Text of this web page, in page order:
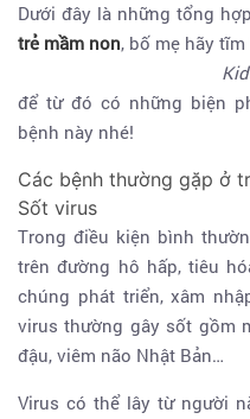
Dưới đây là những tổng
trẻ mầm non, bố mẹ hãy
để từ đó có những biện
bệnh này nhé!
Các bệnh thường gặp ở
Sốt virus
Trong điều kiện bình
trên đường hô hấp, tiêu
chúng phát triển, xâm
virus thường gây sốt gồm
đậu, viêm não Nhật Bản…
Virus có thể lây từ người